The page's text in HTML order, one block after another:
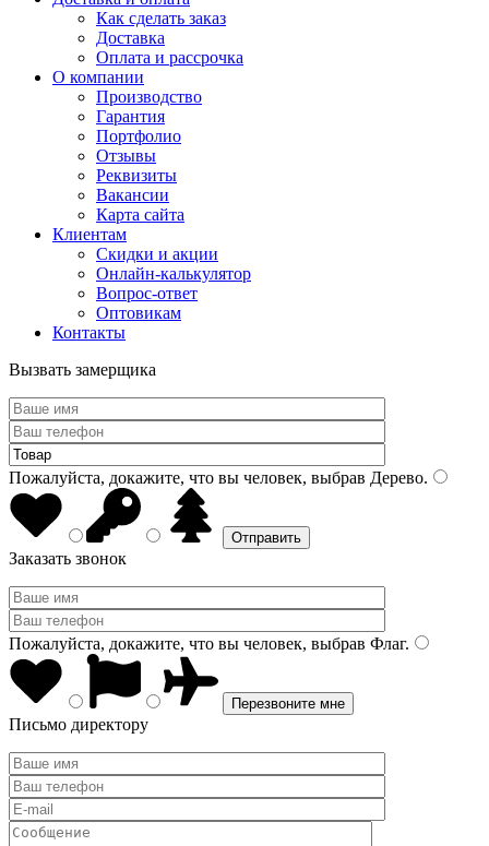
Как сделать заказ
Доставка
Оплата и рассрочка
О компании
Производство
Гарантия
Портфолио
Отзывы
Реквизиты
Вакансии
Карта сайта
Клиентам
Скидки и акции
Онлайн-калькулятор
Вопрос-ответ
Оптовикам
Контакты
Вызвать замерщика
Пожалуйста, докажите, что вы человек, выбрав Дерево.
Заказать звонок
Пожалуйста, докажите, что вы человек, выбрав Флаг.
Письмо директору